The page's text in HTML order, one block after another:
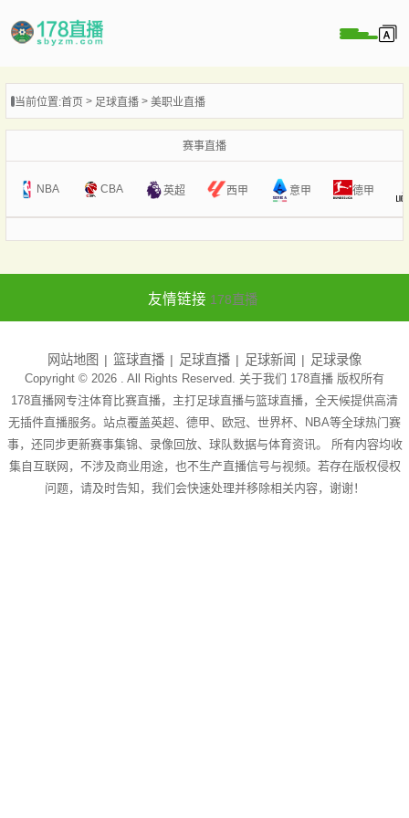
当前位置:首页 足球直播 美职业直播
赛事直播
NBA CBA 英超 西甲 意甲 德甲
友情链接 178直播
网站地图 篮球直播 足球直播 足球新闻 足球录像
Copyright © 2026 . All Rights Reserved. 关于我们 178直播 版权所有
178直播网专注体育比赛直播，主打足球直播与篮球直播，全天候提供高清
无插件直播服务。站点覆盖英超、德甲、欧冠、世界杯、NBA等全球热门赛
事，还同步更新赛事集锦、录像回放、球队数据与体育资讯。 所有内容均收
集自互联网，不涉及商业用途，也不生产直播信号与视频。若存在版权侵权
问题，请及时告知，我们会快速处理并移除相关内容，谢谢！